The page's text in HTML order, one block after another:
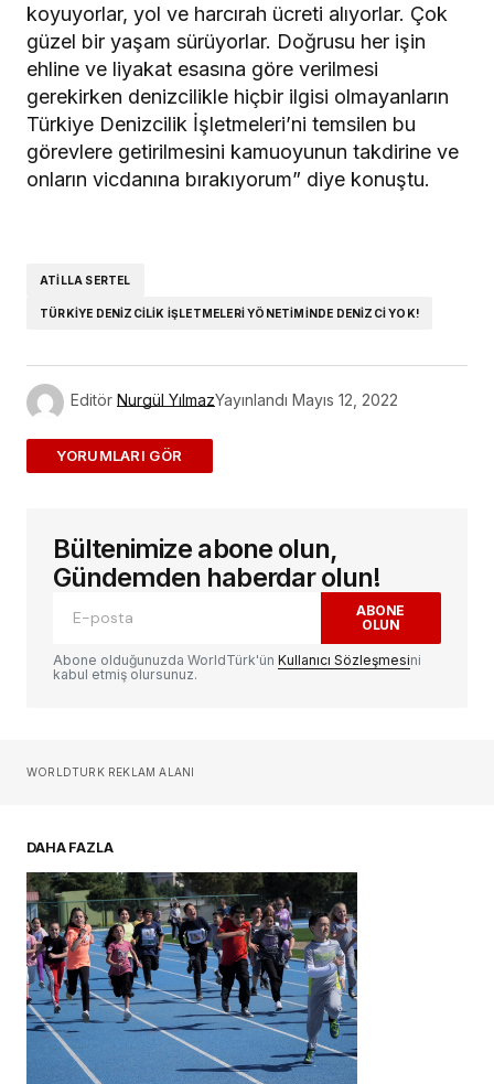
koyuyorlar, yol ve harcırah ücreti alıyorlar. Çok
güzel bir yaşam sürüyorlar. Doğrusu her işin
ehline ve liyakat esasına göre verilmesi
gerekirken denizcilikle hiçbir ilgisi olmayanların
Türkiye Denizcilik İşletmeleri’ni temsilen bu
görevlere getirilmesini kamuoyunun takdirine ve
onların vicdanına bırakıyorum” diye konuştu.
ATILLA SERTEL
TÜRKIYE DENIZCILIK İŞLETMELERI YÖNETIMINDE DENIZCI YOK!
Editör Nurgül YılmazYayınlandı Mayıs 12, 2022
ADD A COMMENT
E-posta adresiniz yayınlanmayacak.
alanlar*ile işaretlenmişlerdir
Yorum
Sizin adınız*
Daha sonraki yorumlarımda kullanılması için
adım, e-posta adresim ve site adresim bu
tarayıcıya kaydedilsin.
YORUM GÖNDER
Bültenimize abone olun,
Gündemden haberdar olun!
ABONE
OLUN
Abone olduğunuzda WorldTürk'ün Kullanıcı Sözleşmesini
kabul etmiş olursunuz.
WORLDTURK REKLAM ALANI
DAHA FAZLA